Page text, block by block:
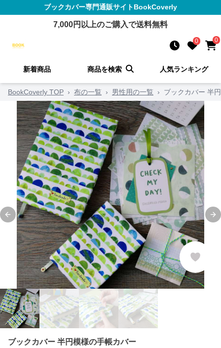
ブックカバー専門通販サイトBookCoverly
7,000円以上のご購入で送料無料
0 0
新着商品 商品を検索 人気ランキング
BookCoverly TOP › 布の一覧 › 男性用の一覧 › ブックカバー 半
Previous slide
ブックカバー 半円模様の手帳カバー